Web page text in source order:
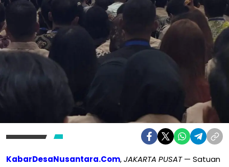
KabarDesaNusantara.Com,JAKARTA PUSAT— Satuan